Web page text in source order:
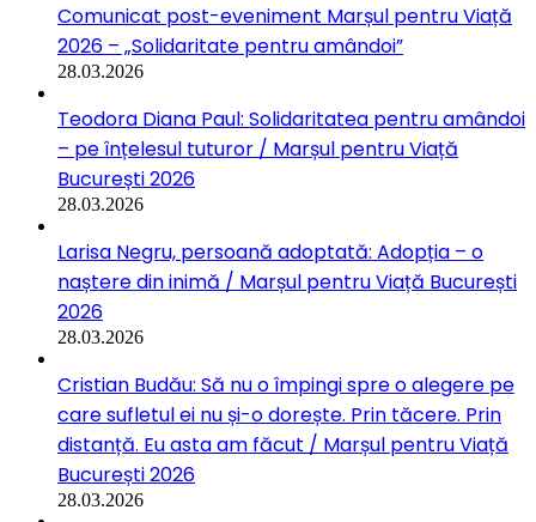
Comunicat post-eveniment Marșul pentru Viață
2026 – „Solidaritate pentru amândoi”
28.03.2026
Teodora Diana Paul: Solidaritatea pentru amândoi
– pe înțelesul tuturor / Marșul pentru Viață
București 2026
28.03.2026
Larisa Negru, persoană adoptată: Adopția – o
naștere din inimă / Marșul pentru Viață București
2026
28.03.2026
Cristian Budău: Să nu o împingi spre o alegere pe
care sufletul ei nu și-o dorește. Prin tăcere. Prin
distanță. Eu asta am făcut / Marșul pentru Viață
București 2026
28.03.2026